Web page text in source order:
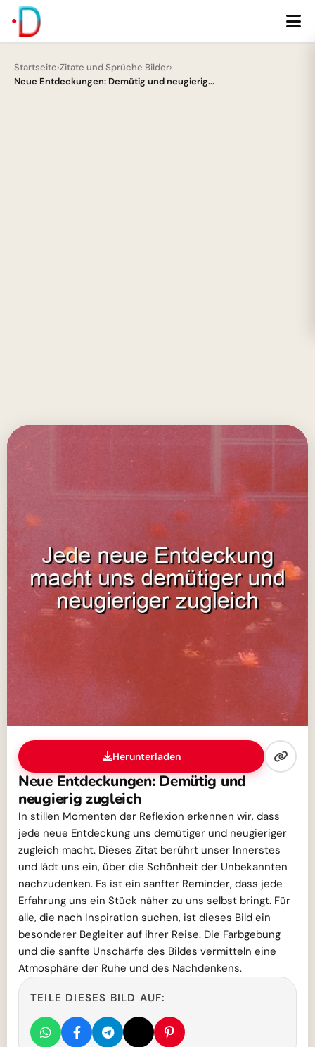
Startseite›Zitate und Sprüche Bilder›
Neue Entdeckungen: Demütig und neugierig...
Herunterladen
Neue Entdeckungen: Demütig und
neugierig zugleich
In stillen Momenten der Reflexion erkennen wir, dass
jede neue Entdeckung uns demütiger und neugieriger
zugleich macht. Dieses Zitat berührt unser Innerstes
und lädt uns ein, über die Schönheit der Unbekannten
nachzudenken. Es ist ein sanfter Reminder, dass jede
Erfahrung uns ein Stück näher zu uns selbst bringt. Für
alle, die nach Inspiration suchen, ist dieses Bild ein
besonderer Begleiter auf ihrer Reise. Die Farbgebung
und die sanfte Unschärfe des Bildes vermitteln eine
Atmosphäre der Ruhe und des Nachdenkens.
TEILE DIESES BILD AUF: